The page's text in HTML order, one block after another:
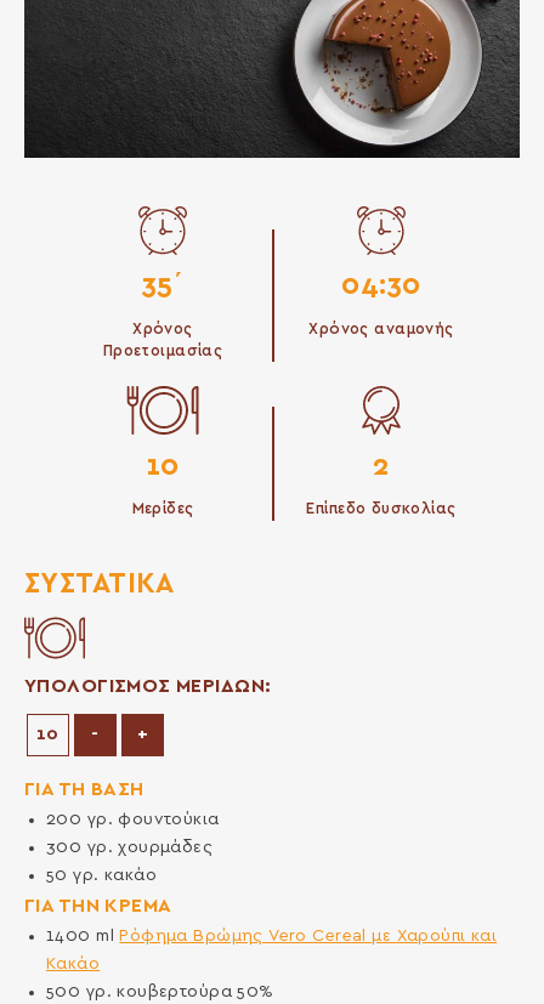
35΄
Χρόνος
Προετοιμασίας
04:30
Χρόνος αναμονής
10
Μερίδες
2
Επίπεδο δυσκολίας
ΣΥΣΤΑΤΙΚΆ
ΥΠΟΛΟΓΙΣΜΟΣ ΜΕΡΙΔΩΝ:
- Μείωση μερίδων
+Αύξηση μερίδων
ΓΙΑ ΤΗ ΒΑΣΗ
200 γρ. φουντούκια
300 γρ.χουρμάδες
50γρ. κακάο
ΓΙΑ ΤΗΝ ΚΡΕΜΑ
1400mlΡόφημα Βρώμης Vero Cereal με Χαρούπι και
Κακάο
500 γρ.κουβερτούρα 50%